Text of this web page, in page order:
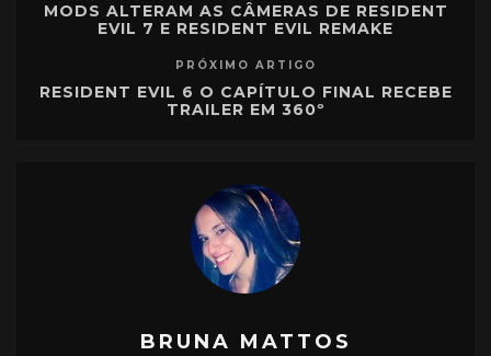
MODS ALTERAM AS CÂMERAS DE RESIDENT
EVIL 7 E RESIDENT EVIL REMAKE
PRÓXIMO ARTIGO
RESIDENT EVIL 6 O CAPÍTULO FINAL RECEBE
TRAILER EM 360º
BRUNA MATTOS